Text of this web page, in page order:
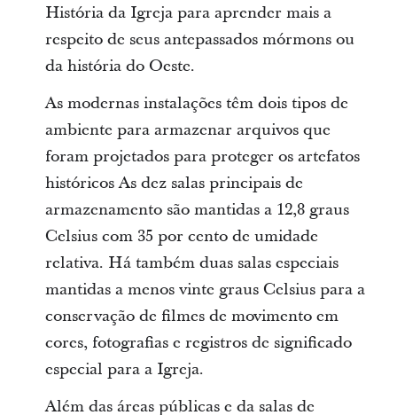
História da Igreja para aprender mais a
respeito de seus antepassados mórmons ou
da história do Oeste.
As modernas instalações têm dois tipos de
ambiente para armazenar arquivos que
foram projetados para proteger os artefatos
históricos As dez salas principais de
armazenamento são mantidas a 12,8 graus
Celsius com 35 por cento de umidade
relativa. Há também duas salas especiais
mantidas a menos vinte graus Celsius para a
conservação de filmes de movimento em
cores, fotografias e registros de significado
especial para a Igreja.
Além das áreas públicas e da salas de